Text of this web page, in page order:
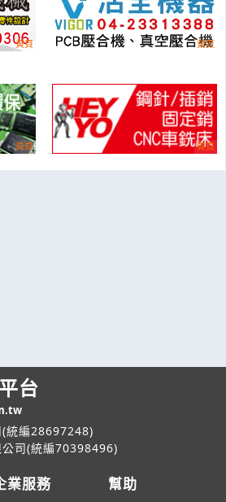
台
統編28697248)
司(統編70398496)
業服務 幫助